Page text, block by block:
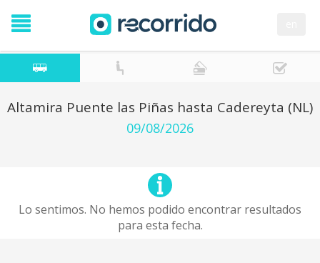
Altamira Puente las Piñas hasta Cadereyta (NL)
09/08/2026
Lo sentimos. No hemos podido encontrar resultados
para esta fecha.